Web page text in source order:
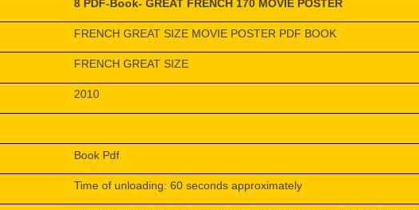
8 PDF-Book- GREAT FRENCH 170 MOVIE POSTER
FRENCH GREAT SIZE MOVIE POSTER PDF BOOK
FRENCH GREAT SIZE
2010
Book Pdf
Time of unloading: 60 seconds approximately